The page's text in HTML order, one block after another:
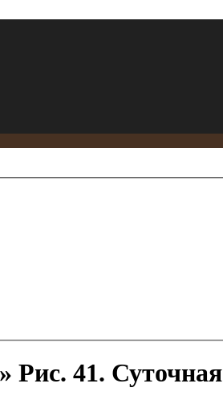
Рис. 41. Суточная